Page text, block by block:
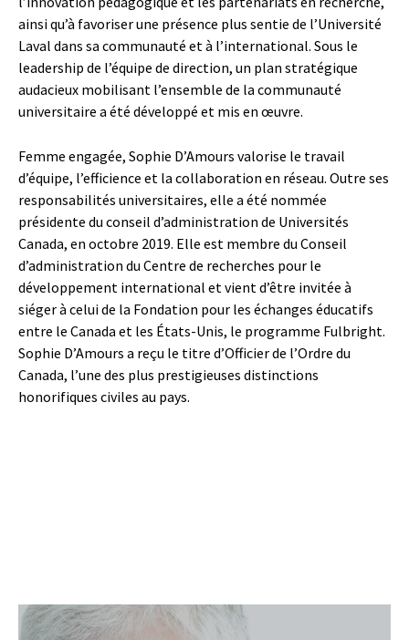
ainsi qu’à favoriser une présence plus sentie de l’Université
Laval dans sa communauté et à l’international. Sous le
leadership de l’équipe de direction, un plan stratégique
audacieux mobilisant l’ensemble de la communauté
universitaire a été développé et mis en œuvre.
Femme engagée, Sophie D’Amours valorise le travail
d’équipe, l’efficience et la collaboration en réseau. Outre ses
responsabilités universitaires, elle a été nommée
présidente du conseil d’administration de Universités
Canada, en octobre 2019. Elle est membre du Conseil
d’administration du Centre de recherches pour le
développement international et vient d’être invitée à
siéger à celui de la Fondation pour les échanges éducatifs
entre le Canada et les États-Unis, le programme Fulbright.
Sophie D’Amours a reçu le titre d’Officier de l’Ordre du
Canada, l’une des plus prestigieuses distinctions
honorifiques civiles au pays.